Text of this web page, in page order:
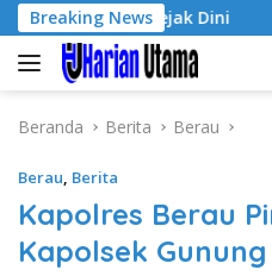
Langsung
ke
konten
Breaking News
Sejak Dini
Beranda Berita Berau
Berau, Berita
Kapolres Berau
Kapolsek